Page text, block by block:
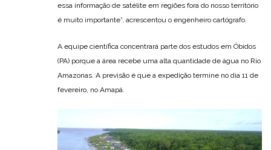
essa informação de satélite em regiões fora do nosso território
é muito importante”, acrescentou o engenheiro cartógrafo.
A equipe científica concentrará parte dos estudos em Óbidos
(PA) porque a área recebe uma alta quantidade de água no Rio
Amazonas. A previsão é que a expedição termine no dia 11 de
fevereiro, no Amapá.